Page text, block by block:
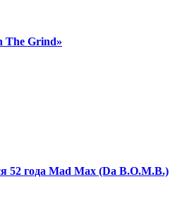
The Grind»
52 года Mad Max (Da B.O.M.B.)